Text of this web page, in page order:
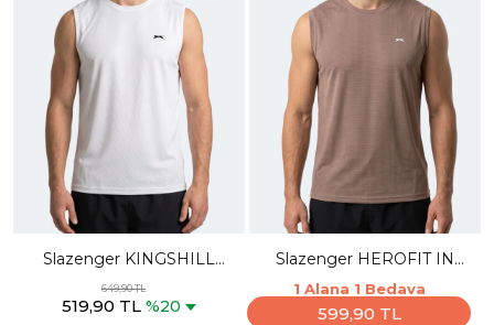
Slazenger KINGSHILL
Erkek Beyaz Tişört
649,90 TL
519,90 TL %20
Slazenger HEROFIT IN
Erkek Kolsuz Vizon Atlet
1 Alana 1 Bedava
599,90 TL